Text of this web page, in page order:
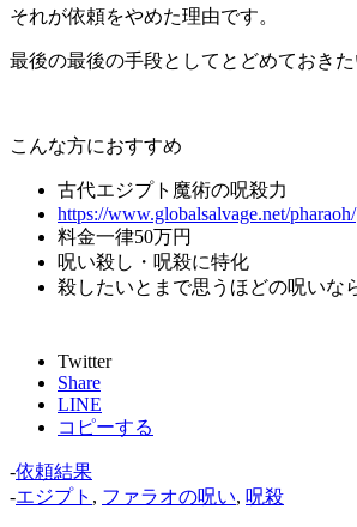
それが依頼をやめた理由です。
最後の最後の手段としてとどめておきた
こんな方におすすめ
古代エジプト魔術の呪殺力
https://www.globalsalvage.net/pharaoh/
料金一律50万円
呪い殺し・呪殺に特化
殺したいとまで思うほどの呪いな
Twitter
Share
LINE
コピーする
-依頼結果
-エジプト , ファラオの呪い, 呪殺